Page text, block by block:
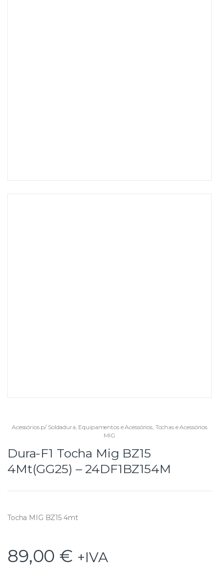
Acessórios p/ Soldadura Equipamentos e Acessórios, Tochas e Acessórios
MIG
Dura-F1 Tocha Mig BZ15
4Mt(GG25) – 24DF1BZ154M
Tocha MIG BZ15 4mt
89,00 € +IVA